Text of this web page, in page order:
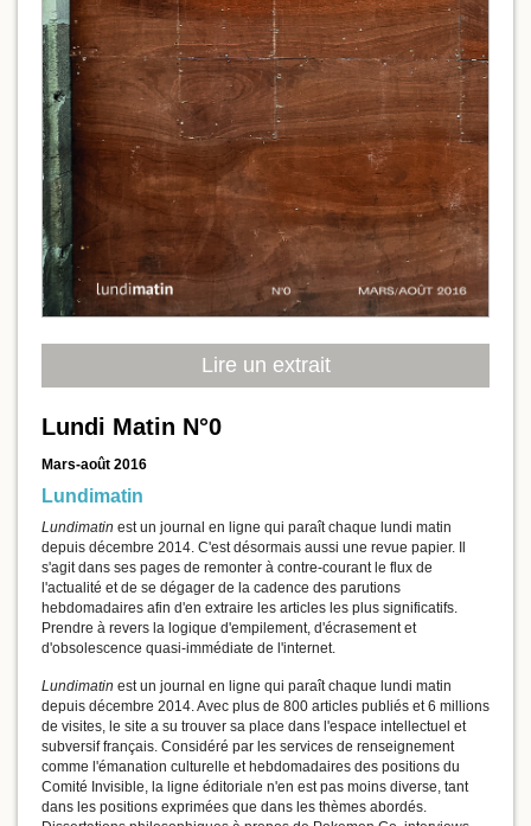
Lire un extrait
Lundi Matin N°0
Mars-août 2016
Lundimatin
Lundimatin est un journal en ligne qui paraît chaque lundi matin
depuis décembre 2014. C'est désormais aussi une revue papier. Il
s'agit dans ses pages de remonter à contre-courant le flux de
l'actualité et de se dégager de la cadence des parutions
hebdomadaires afin d'en extraire les articles les plus significatifs.
Prendre à revers la logique d'empilement, d'écrasement et
d'obsolescence quasi-immédiate de l'internet.
Lundimatin est un journal en ligne qui paraît chaque lundi matin
depuis décembre 2014. Avec plus de 800 articles publiés et 6 millions
de visites, le site a su trouver sa place dans l'espace intellectuel et
subversif français. Considéré par les services de renseignement
comme l'émanation culturelle et hebdomadaires des positions du
Comité Invisible, la ligne éditoriale n'en est pas moins diverse, tant
dans les positions exprimées que dans les thèmes abordés.